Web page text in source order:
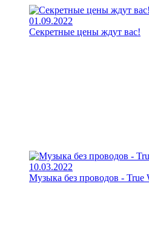
01.09.2022
Секретные цены ждут вас!
10.03.2022
Музыка без проводов - True